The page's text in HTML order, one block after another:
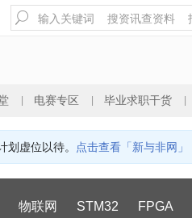
| 电赛专区 | 毕业求职干货 |
虚位以待。 点击查看「新与非网」
物联网 STM32 FPGA